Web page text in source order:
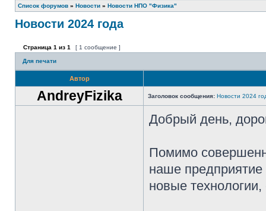
Список форумов » Новости » Новости НПО "Физика"
Новости 2024 года
Страница 1 из 1 [ 1 сообщение ]
Для печати
Автор
AndreyFizika Заголовок сообщения: Новости 2024
Добрый день,
Помимо
наше
новые